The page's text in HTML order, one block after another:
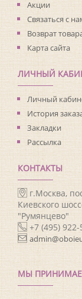
Акции
Связаться с
Возврат
Карта сайта
ЛИЧНЫЙ
Личный
История
Закладки
Рассылка
КОНТАКТЫ
г.Москва,
Киевского
"Румянцево"
+7 (495) 922-
МЫ